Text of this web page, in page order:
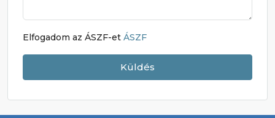
Elfogadom az ÁSZF-et ÁSZF
Küldés